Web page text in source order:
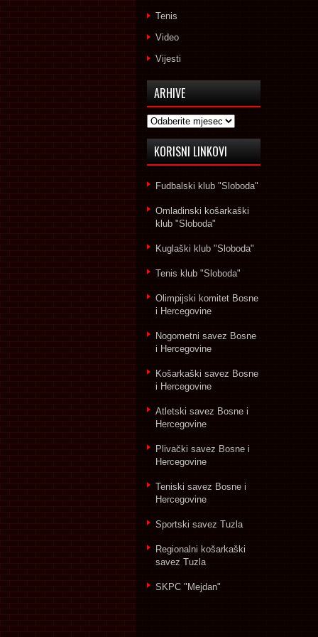
Tenis
Video
Vijesti
ARHIVE
Arhive
KORISNI LINKOVI
Fudbalski klub "Sloboda"
Omladinski košarkaški
klub "Sloboda"
Kuglaški klub "Sloboda"
Tenis klub "Sloboda"
Olimpijski komitet Bosne
i Hercegovine
Nogometni savez Bosne
i Hercegovine
Košarkaški savez Bosne
i Hercegovine
Atletski savez Bosne i
Hercegovine
Plivački savez Bosne i
Hercegovine
Teniski savez Bosne i
Hercegovine
Sportski savez Tuzla
Regionalni košarkaški
savez Tuzla
SKPC "Mejdan"